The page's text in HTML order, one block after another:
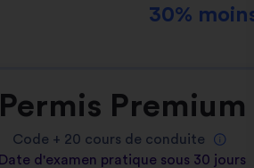
30%
Permis Premium
Code + 20 cours de conduite
Date d'examen pratique sous 30 jours